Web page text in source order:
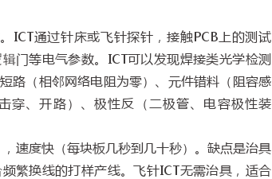
ICT通过针床或飞针探针，接触PCB 上的测试
门等电气参数。 ICT可以发现焊接类光学检测
路（相邻网络电阻为零）、元件错料（阻容感
穿、开路）、极性反（二极管、电容极性装
，速度快（每块板几秒到几十秒）。缺点是治具
繁换线的打样产线。飞针ICT无需治具，适合